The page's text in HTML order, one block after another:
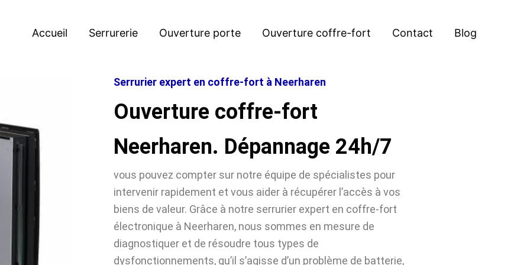
Accueil Serrurerie Ouverture porte Ouverture coffre-fort Contact Blog
Serrurier expert en coffre-fort à Neerharen
Ouverture coffre-fort
Neerharen. Dépannage 24h/7
vous pouvez compter sur notre équipe de spécialistes pour
intervenir rapidement et vous aider à récupérer l’accès à vos
biens de valeur. Grâce à notre serrurier expert en coffre-fort
électronique à Neerharen, nous sommes en mesure de
diagnostiquer et de résoudre tous types de
dysfonctionnements, qu’il s’agisse d’un problème de batterie,